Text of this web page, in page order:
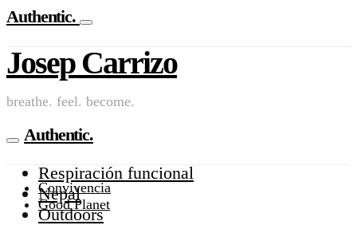
Authentic.
Josep Carrizo
breathe. feel. become.
Authentic.
Respiración funcional
Nepal
Outdoors
Convivencia
Good Planet